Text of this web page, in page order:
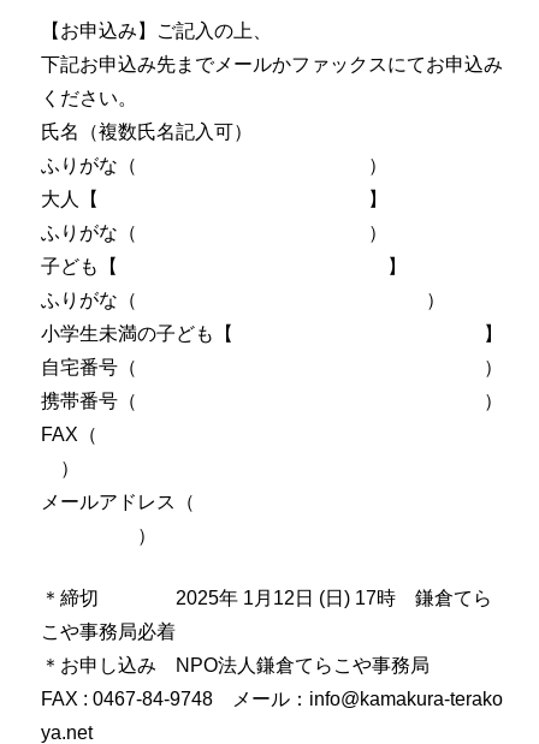
【お申込み】ご記入の上、
下記お申込み先までメールかファックスにてお申込み
ください。
氏名（複数氏名記入可）
ふりがな（ ）
大人【 】
ふりがな（ ）
子ども【 】
ふりがな（ ）
小学生未満の子ども【 】
自宅番号（ ）
携帯番号（ ）
FAX（
）
メールアドレス（
）
＊締切 2025年 1月12日 (日) 17時 鎌倉てら
こや事務局必着
＊お申し込み NPO法人鎌倉てらこや事務局
FAX : 0467‐84‐9748 メール：info@kamakura-terako
ya.net